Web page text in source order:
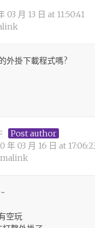
03 月 13 日 at 11:50:41
外掛下載程式嗎?
Post author
年 03 月 16 日 at
空玩